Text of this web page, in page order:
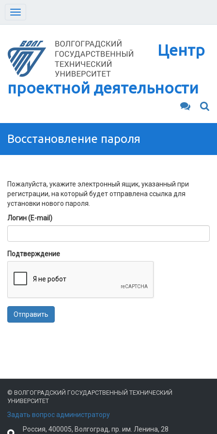
Toggle
Центр
проектной деятельности
Восстановление пароля
Пожалуйста, укажите электронный ящик, указанный при
регистрации, на который будет отправлена ссылка для
установки нового пароля.
Логин (E-mail)
Подтверждение
Отправить
© ВОЛГОГРАДСКИЙ ГОСУДАРСТВЕННЫЙ ТЕХНИЧЕСКИЙ
УНИВЕРСИТЕТ
Задать вопрос администратору
Россия, 400005, Волгоград, пр. им. Ленина, 28